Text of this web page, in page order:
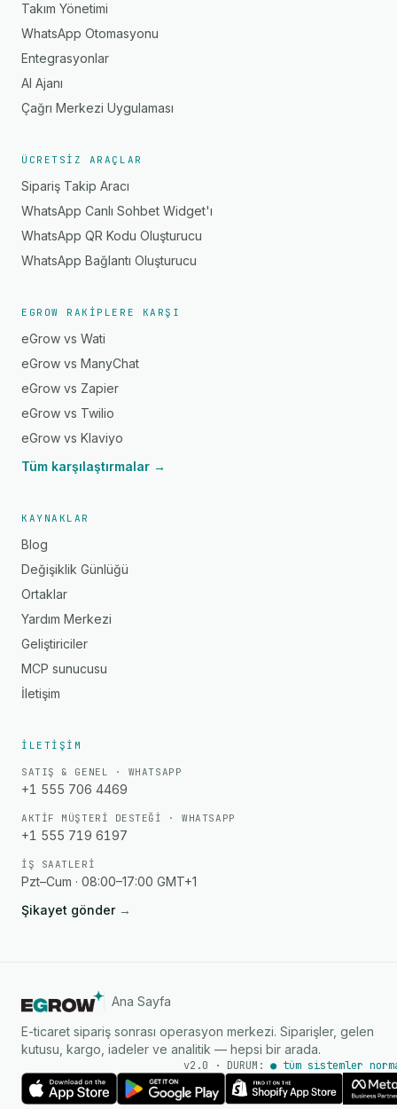
Takım Yönetimi
WhatsApp Otomasyonu
Entegrasyonlar
AI Ajanı
Çağrı Merkezi Uygulaması
ÜCRETSIZ ARAÇLAR
Sipariş Takip Aracı
WhatsApp Canlı Sohbet Widget'ı
WhatsApp QR Kodu Oluşturucu
WhatsApp Bağlantı Oluşturucu
EGROW RAKIPLERE KARŞI
eGrow vs Wati
eGrow vs ManyChat
eGrow vs Zapier
eGrow vs Twilio
eGrow vs Klaviyo
Tüm karşılaştırmalar →
KAYNAKLAR
Blog
Değişiklik Günlüğü
Ortaklar
Yardım Merkezi
Geliştiriciler
MCP sunucusu
İletişim
İLETIŞIM
SATIŞ & GENEL · WHATSAPP
+1 555 706 4469
AKTIF MÜŞTERI DESTEĞI · WHATSAPP
+1 555 719 6197
İŞ SAATLERI
Pzt–Cum · 08:00–17:00 GMT+1
Şikayet gönder →
Ana Sayfa
E-ticaret sipariş sonrası operasyon merkezi. Siparişler, gelen
kutusu, kargo, iadeler ve analitik — hepsi bir arada.
v2.0 · DURUM: ● tüm sistemler